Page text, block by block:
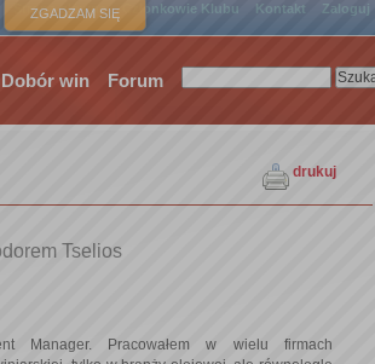
ZGADZAM SIĘ
Strona główna Członkowie Klubu Kontakt Zaloguj
Dobór win Forum
drukuj
Tselios
Manager. Pracowałem w wielu firmach